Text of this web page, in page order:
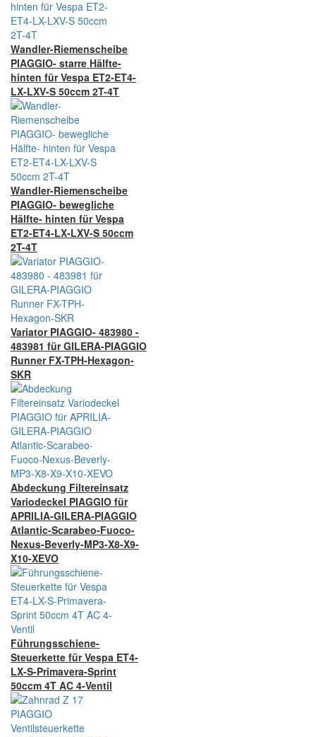
Wandler-Riemenscheibe
PIAGGIO- starre Hälfte-
hinten für Vespa ET2-ET4-
LX-LXV-S 50ccm 2T-4T
Wandler-Riemenscheibe
PIAGGIO- bewegliche
Hälfte- hinten für Vespa
ET2-ET4-LX-LXV-S 50ccm
2T-4T
Variator PIAGGIO- 483980 -
483981 für GILERA-PIAGGIO
Runner FX-TPH-Hexagon-
SKR
Abdeckung Filtereinsatz
Variodeckel PIAGGIO für
APRILIA-GILERA-PIAGGIO
Atlantic-Scarabeo-Fuoco-
Nexus-Beverly-MP3-X8-X9-
X10-XEVO
Führungsschiene-
Steuerkette für Vespa ET4-
LX-S-Primavera-Sprint
50ccm 4T AC 4-Ventil